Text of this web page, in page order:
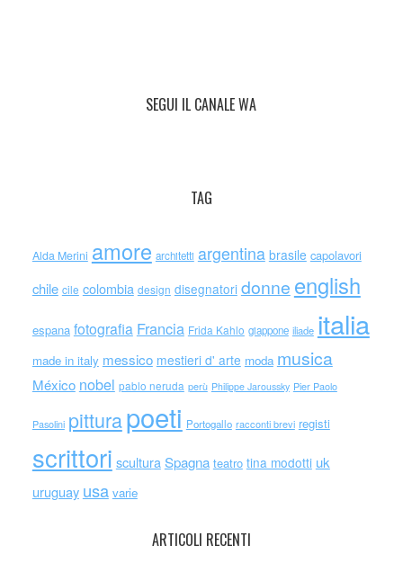
SEGUI IL CANALE WA
TAG
Alda Merini amore architetti argentina brasile capolavori
chile cile colombia design disegnatori donne english
espana fotografia Francia Frida Kahlo giappone iliade italia
made in italy messico mestieri d' arte moda musica
México nobel pablo neruda perù Philippe Jaroussky Pier Paolo
Pasolini pitturapoeti Portogallo racconti brevi registi
scrittori scultura Spagna teatro tina modotti uk
uruguay usa varie
ARTICOLI RECENTI